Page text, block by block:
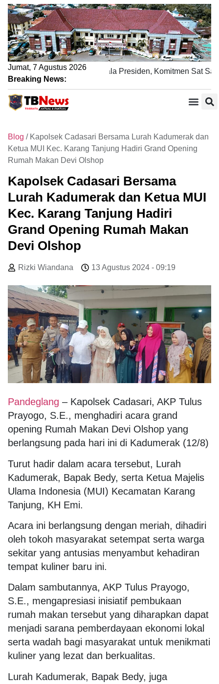
Jumat, 7 Agustus 2026
Breaking News:
Nobar Final Piala Presiden, Komitmen Sat
Blog / Kapolsek Cadasari Bersama Lurah Kadumerak dan
Ketua MUI Kec. Karang Tanjung Hadiri Grand Opening
Rumah Makan Devi Olshop
Kapolsek Cadasari Bersama
Lurah Kadumerak dan Ketua MUI
Kec. Karang Tanjung Hadiri
Grand Opening Rumah Makan
Devi Olshop
Rizki Wiandana 13 Agustus 2024 - 09:19
Pandeglang – Kapolsek Cadasari, AKP Tulus
Prayogo, S.E., menghadiri acara grand
opening Rumah Makan Devi Olshop yang
berlangsung pada hari ini di Kadumerak (12/8)
Turut hadir dalam acara tersebut, Lurah
Kadumerak, Bapak Bedy, serta Ketua Majelis
Ulama Indonesia (MUI) Kecamatan Karang
Tanjung, KH Emi.
Acara ini berlangsung dengan meriah, dihadiri
oleh tokoh masyarakat setempat serta warga
sekitar yang antusias menyambut kehadiran
tempat kuliner baru ini.
Dalam sambutannya, AKP Tulus Prayogo,
S.E., mengapresiasi inisiatif pembukaan
rumah makan tersebut yang diharapkan dapat
menjadi sarana pemberdayaan ekonomi lokal
serta wadah bagi masyarakat untuk menikmati
kuliner yang lezat dan berkualitas.
Lurah Kadumerak, Bapak Bedy, juga